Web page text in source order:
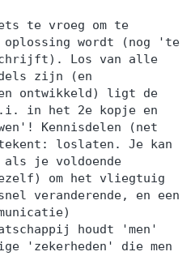
te vroeg om te
oplossing wordt (nog 'te
Los van alle
zijn (en
ontwikkeld) ligt de
in het 2e kopje en
Kennisdelen (net
loslaten. Je kan
als je voldoende
om het vliegtuig
veranderende, en een
houdt 'men'
'zekerheden' die men